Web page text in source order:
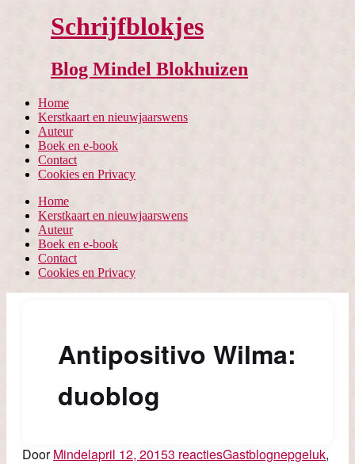
Schrijfblokjes
Blog Mindel Blokhuizen
Home
Kerstkaart en nieuwjaarswens
Auteur
Boek en e-book
Contact
Cookies en Privacy
Home
Kerstkaart en nieuwjaarswens
Auteur
Boek en e-book
Contact
Cookies en Privacy
Antipositivo Wilma:
duoblog
DoorMindelapril 12, 20153 reactiesGastblognepgeluk,